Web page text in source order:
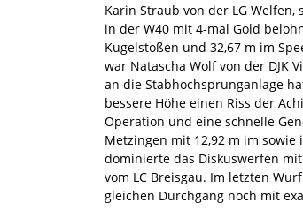
Karin Straub von der LG
in der W40 mit 4-mal Gold
Kugelstoßen und 32,67 m im
war Natascha Wolf von der DJK
an die Stabhochsprunganlage
bessere Höhe einen Riss der
Operation und eine schnelle
Metzingen mit 12,92 m im
dominierte das Diskuswerfen
vom LC Breisgau. Im letzten
gleichen Durchgang noch mit